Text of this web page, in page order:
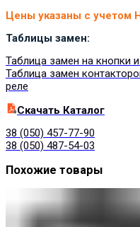
Цены указаны с учетом
Таблицы замен:
Таблица замен на кнопки
Таблица замен
реле
Cкачать Каталог
38 (050) 457-77-90
38 (050) 487-54-03
Похожие товары